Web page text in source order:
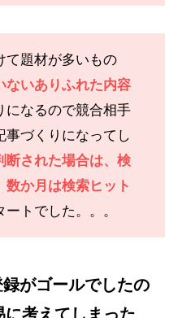
て題材が多いもの
ないありふれた内容
になるので競合相手
事づくりになってし
断された場合は、検
か月は検索ヒット
ートでした。。。
がゴールでしたの
考えてしまった